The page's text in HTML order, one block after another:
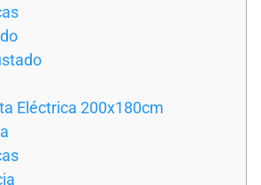
Eléctrica 200x180cm